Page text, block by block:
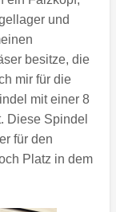
und
besitze, die
mir für die
mit einer 8
Diese Spindel
für den
Platz in dem